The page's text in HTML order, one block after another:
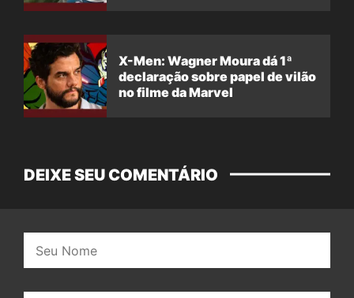
X-Men: Wagner Moura dá 1ª
declaração sobre papel de vilão
no filme da Marvel
DEIXE SEU COMENTÁRIO